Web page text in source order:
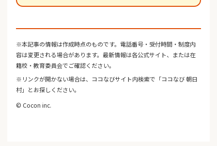
※本記事の情報は作成時点のものです。電話番号・受付時間・制度内
容は変更される場合があります。最新情報は各公式サイト、または在
籍校・教育委員会でご確認ください。
※リンクが開かない場合は、ココなびサイト内検索で「ココなび 朝日
村」とお探しください。
© Cocon inc.